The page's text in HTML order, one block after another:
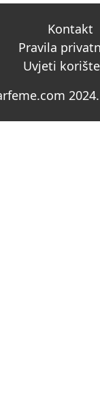
Kontakt
Pravila
Uvjeti